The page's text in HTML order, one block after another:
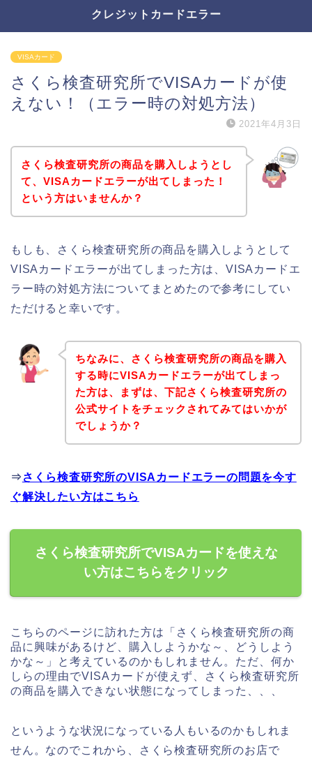
クレジットカードエラー
VISAカード
さくら検査研究所でVISAカードが使
えない！（エラー時の対処方法）
2021年4月3日
さくら検査研究所の商品を購入しようとし
て、VISAカードエラーが出てしまった！
という方はいませんか？
もしも、さくら検査研究所の商品を購入しようとして
VISAカードエラーが出てしまった方は、VISAカードエ
ラー時の対処方法についてまとめたので参考にしてい
ただけると幸いです。
ちなみに、さくら検査研究所の商品を購入
する時にVISAカードエラーが出てしまっ
た方は、まずは、下記さくら検査研究所の
公式サイトをチェックされてみてはいかが
でしょうか？
⇒ さくら検査研究所のVISAカードエラーの問題を今す
ぐ解決したい方はこちら
さくら検査研究所でVISAカードを使えな
い方はこちらをクリック
こちらのページに訪れた方は「さくら検査研究所の商
品に興味があるけど、購入しようかな～、どうしよう
かな～」と考えているのかもしれません。ただ、何か
しらの理由でVISAカードが使えず、さくら検査研究所
の商品を購入できない状態になってしまった、、、
というような状況になっている人もいるのかもしれま
せん。なのでこれから、さくら検査研究所のお店で